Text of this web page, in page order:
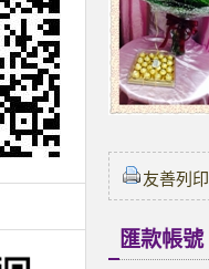
友善列印
匯款帳號